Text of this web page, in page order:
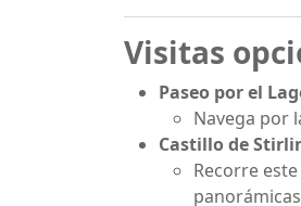
Visitas
Paseo por el
Navega por
Castillo de
Recorre